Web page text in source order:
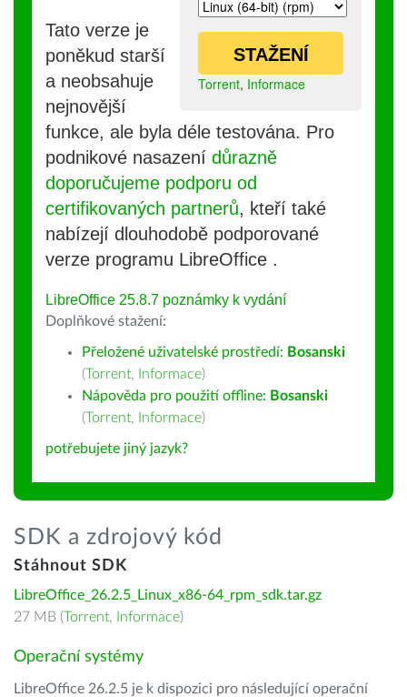
STAŽENÍ
Torrent, Informace
Tato verze je
poněkud starší
a neobsahuje
nejnovější
funkce, ale byla déle testována. Pro
podnikové nasazení důrazně
doporučujeme podporu od
certifikovaných partnerů, kteří také
nabízejí dlouhodobě podporované
verze programu LibreOffice .
LibreOffice 25.8.7 poznámky k vydání
Doplňkové stažení:
Přeložené uživatelské prostředí: Bosanski
(Torrent, Informace)
Nápověda pro použití offline: Bosanski
(Torrent, Informace)
potřebujete jiný jazyk?
SDK a zdrojový kód
Stáhnout SDK
LibreOffice_26.2.5_Linux_x86-64_rpm_sdk.tar.gz
27 MB (Torrent, Informace)
Operační systémy
LibreOffice 26.2.5 je k dispozici pro následující operační